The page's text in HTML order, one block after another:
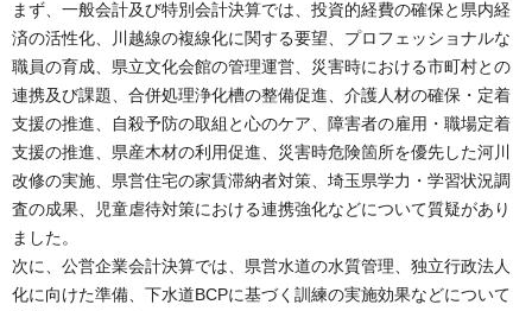
まず、一般会計及び特別会計決算では、投資的経費の確保と県内経
済の活性化、川越線の複線化に関する要望、プロフェッショナルな
職員の育成、県立文化会館の管理運営、災害時における市町村との
連携及び課題、合併処理浄化槽の整備促進、介護人材の確保・定着
支援の推進、自殺予防の取組と心のケア、障害者の雇用・職場定着
支援の推進、県産木材の利用促進、災害時危険箇所を優先した河川
改修の実施、県営住宅の家賃滞納者対策、埼玉県学力・学習状況調
査の成果、児童虐待対策における連携強化などについて質疑があり
ました。
次に、公営企業会計決算では、県営水道の水質管理、独立行政法人
化に向けた準備、下水道BCPに基づく訓練の実施効果などについて